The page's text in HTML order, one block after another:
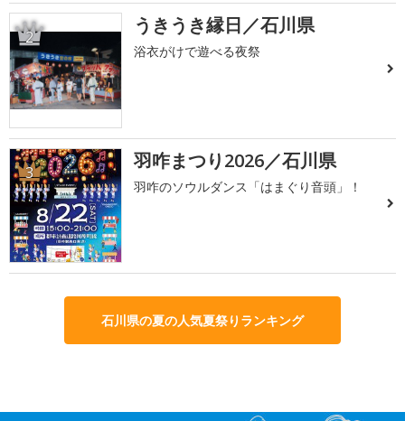
2 うきうき縁日／石川県
浴衣がけで遊べる夜祭
3 羽咋まつり2026／石川県
羽咋のソウルダンス「はまぐり音頭」！
石川県の夏の人気夏祭りランキング